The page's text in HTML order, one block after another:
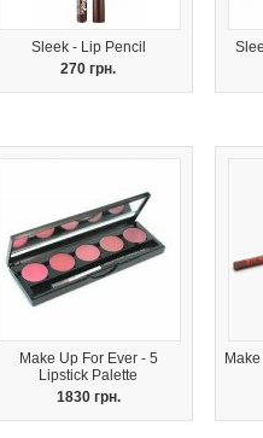
Sleek - Lip Pencil
270 грн.
Make Up For Ever - 5
Lipstick Palette
1830 грн.